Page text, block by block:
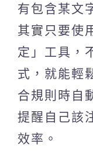
有包含某文
其實只要使
定」工具，
式，就能輕
合規則時自
提醒自己該
效率。